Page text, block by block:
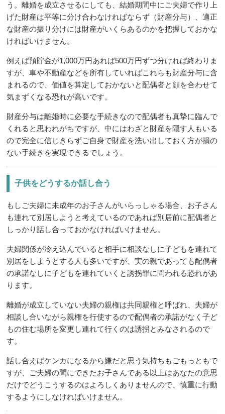
う。離婚を成立させるにしても、結婚期間中にご夫婦で作り上
げた財産は平等に分け合わなければならず（財産分与）、適正
な財産の振り分けには財産がいくらあるのかを把握しておかな
ければいけません。
例えば預貯金が1,000万円あれば500万円ずつ分ければ終わりま
すが、車や不動産などを所有していればこれらも財産分与に含
まれるので、価値を算定しておかないと配偶者と顔を合わせて
気まずくなる恐れが高いです。
財産分与は離婚時に必要な手続きなので配偶者も真摯に臨んで
くれると思われがちですが、中にはわざと財産を隠す人もいる
ので完全に信じきらずご自身で財産を洗い出しておく方が損の
ない手続きを実現できるでしょう。
子供をどうするか話し合う
もしご夫婦に未成年のお子さんがいらっしゃる場合、お子さん
も連れて別居しようと考えているのであれば別居前に配偶者と
しっかり話し合っておかなければいけません。
夫婦関係が冷え込んでいると相手に相談なしに子どもを連れて
別居をしようとする人も多いですが、実の親であっても配偶者
の承諾なしに子どもを連れていくと誘拐罪に問われる恐れがあ
ります。
離婚が成立していない夫婦の親権は共同親権と呼ばれ、夫婦が
相談し合いながら親権を行使するので配偶者の承諾がなく子ど
もの住む場所を変更し連れて行くのは誘拐とみなされるので
す。
話し合えばケンカになるから嫌だと思う気持ちもごもっともで
すが、ご夫婦の間にできたお子さんである以上はあなたの意思
だけでどうこうするのはよろしくありませんので、慎重に行動
するようにしなければいけません。